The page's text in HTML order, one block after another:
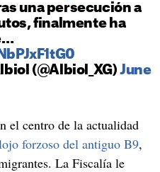
una persecución a
finalmente ha
(@Albiol_XG)June
el centro de la actualidad
forzoso del antiguo B9,
La Fiscalía le